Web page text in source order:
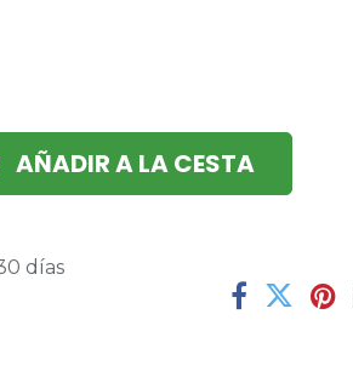
AÑADIR A LA CESTA
días